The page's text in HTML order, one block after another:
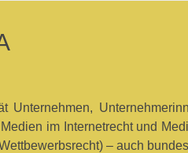
Unternehmen,
im Internetrecht und
– auch